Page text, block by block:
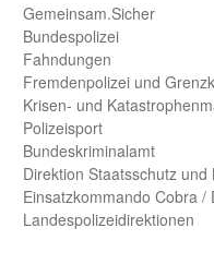
Gemein­sam.Sicher
Bundes­polizei
Fahndungen
Fremdenpolizei und
Krisen- und
Polizeisport
Bundes­kriminal­amt
Direktion Staats­schutz
Einsatz­kommando Cobra
Landes­polizei­direk­tionen